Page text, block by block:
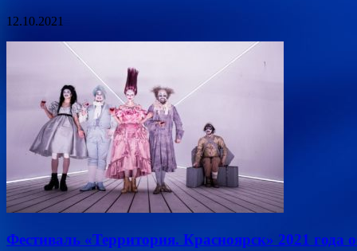
12.10.2021
Фестиваль «Территория. Красноярск» 2021 года